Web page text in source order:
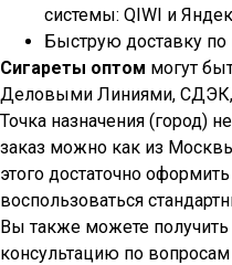
системы: QIWI и
Быструю доставку по
Сигареты оптом могут
Деловыми Линиями,
Точка назначения (город)
заказ можно как из
этого достаточно
воспользоваться
Вы также можете
консультацию по